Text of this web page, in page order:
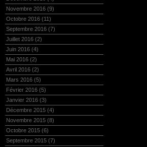
Novembre 2016 (9)
Octobre 2016 (11)
Septembre 2016 (7)
Juillet 2016 (2)
Juin 2016 (4)
Mai 2016 (2)
Avril 2016 (2)
Mars 2016 (5)
Février 2016 (5)
Janvier 2016 (3)
Décembre 2015 (4)
Novembre 2015 (8)
Octobre 2015 (6)
Septembre 2015 (7)